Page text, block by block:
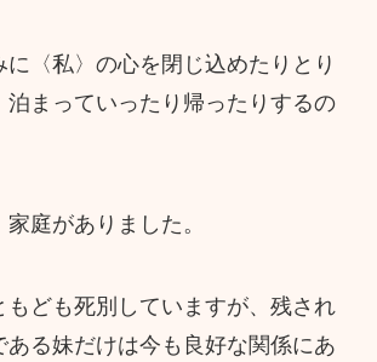
〈私〉の心を閉じ込めたりとり
泊まっていったり帰ったりするの
庭がありました。
もども死別していますが、残され
ある妹だけは今も良好な関係にあ